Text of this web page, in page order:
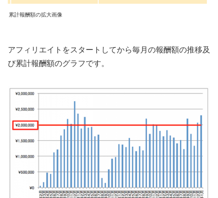
累計報酬額の拡大画像
アフィリエイトをスタートしてから毎月の報酬額の推移及
び累計報酬額のグラフです。